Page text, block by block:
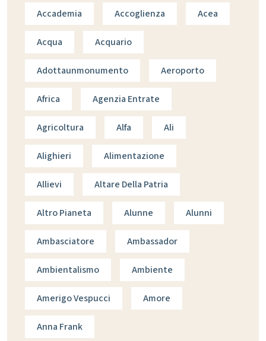
Accademia Accoglienza Acea
Acqua Acquario
Adottaunmonumento Aeroporto
Africa Agenzia Entrate
Agricoltura Alfa Ali
Alighieri Alimentazione
Allievi Altare Della Patria
Altro Pianeta Alunne Alunni
Ambasciatore Ambassador
Ambientalismo Ambiente
Amerigo Vespucci Amore
Anna Frank